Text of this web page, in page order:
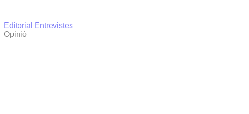
Editorial
Entrevistes
Opinió